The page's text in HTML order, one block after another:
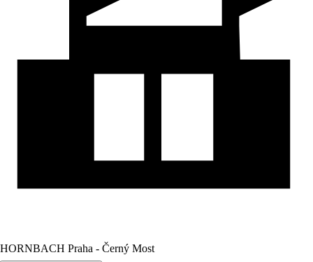
HORNBACH Praha - Černý Most